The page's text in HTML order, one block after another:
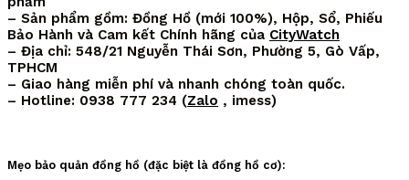
– Sản phẩm gồm: Đồng Hồ (mới 100%), Hộp, Sổ, Phiếu
Bảo Hành và Cam kết Chính hãng của CityWatch
– Địa chỉ: 548/21 Nguyễn Thái Sơn, Phường 5, Gò Vấp,
TPHCM
– Giao hàng miễn phí và nhanh chóng toàn quốc.
– Hotline: 0938 777 234 (Zalo , imess)
Mẹo bảo quản đồng hồ (đặc biệt là đồng hồ cơ):